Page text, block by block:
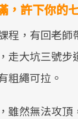
，許下你的
程，有回老師
走大坑三號步
粗繩可拉。
雖然無法攻頂